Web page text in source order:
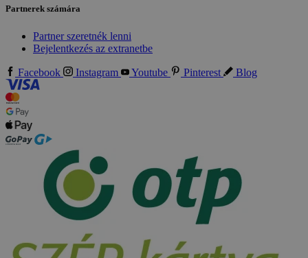
Partnerek számára
Partner szeretnék lenni
Bejelentkezés az extranetbe
Facebook Instagram Youtube Pinterest Blog